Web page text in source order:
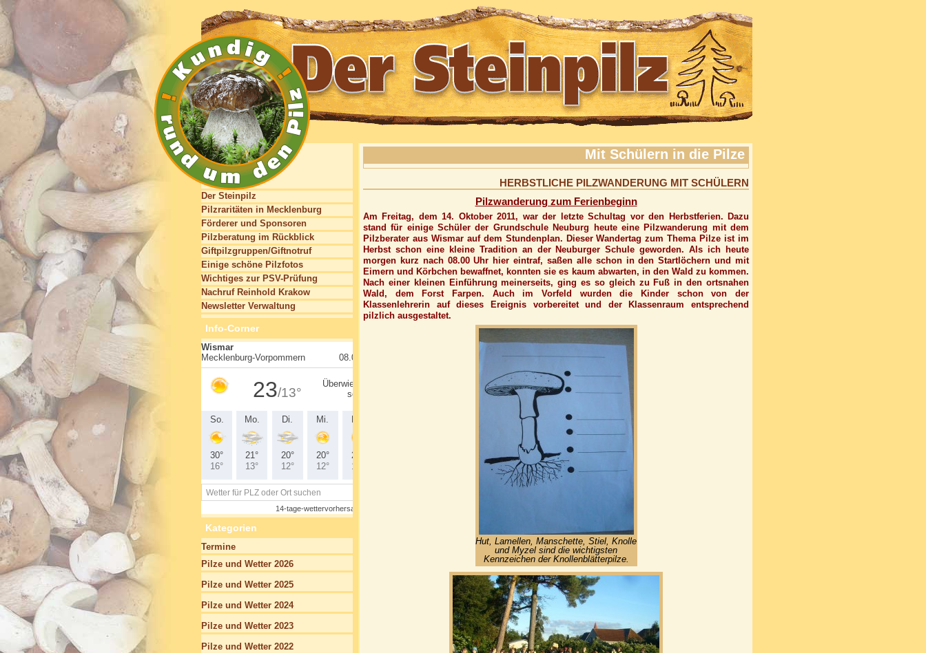
Mit Schülern in die Pilze
HERBSTLICHE PILZWANDERUNG MIT SCHÜLERN
Pilzwanderung zum Ferienbeginn
Am Freitag, dem 14. Oktober 2011, war der letzte Schultag vor den Herbstferien. Dazu
stand für einige Schüler der Grundschule Neuburg heute eine Pilzwanderung mit dem
Pilzberater aus Wismar auf dem Stundenplan. Dieser Wandertag zum Thema Pilze ist im
Herbst schon eine kleine Tradition an der Neuburger Schule geworden. Als ich heute
morgen kurz nach 08.00 Uhr hier eintraf, saßen alle schon in den Startlöchern und mit
Eimern und Körbchen bewaffnet, konnten sie es kaum abwarten, in den Wald zu kommen.
Nach einer kleinen Einführung meinerseits, ging es so gleich zu Fuß in den ortsnahen
Wald, dem Forst Farpen. Auch im Vorfeld wurden die Kinder schon von der
Klassenlehrerin auf dieses Ereignis vorbereitet und der Klassenraum entsprechend
pilzlich ausgestaltet.
Hut, Lamellen, Manschette, Stiel, Knolle
und Myzel sind die wichtigsten
Kennzeichen der Knollenblätterpilze.
Der Steinpilz
Pilzraritäten in Mecklenburg
Förderer und Sponsoren
Pilzberatung im Rückblick
Giftpilzgruppen/Giftnotruf
Einige schöne Pilzfotos
Wichtiges zur PSV-Prüfung
Nachruf Reinhold Krakow
Newsletter Verwaltung
Info-Corner
Kategorien
Termine
Pilze und Wetter 2026
Pilze und Wetter 2025
Pilze und Wetter 2024
Pilze und Wetter 2023
Pilze und Wetter 2022